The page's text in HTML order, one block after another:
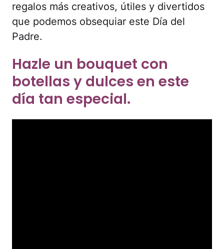
regalos más creativos, útiles y divertidos
que podemos obsequiar este Día del
Padre.
Hazle un bouquet con
botellas y dulces en este
día tan especial.